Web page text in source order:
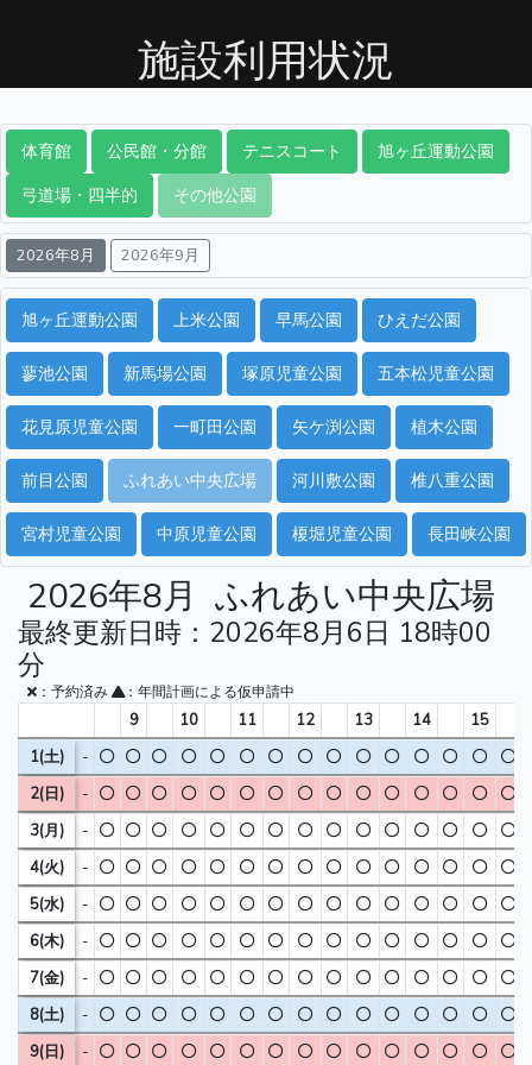
施設利用状況
体育館 公民館・分館 テニスコート
旭ヶ丘運動公園
弓道場・四半的
その他公園
2026年8月 2026年9月
旭ヶ丘運動公園 上米公園 早馬公園 ひえだ公園
蓼池公園 新馬場公園 塚原児童公園 五本松児童公園
花見原児童公園 一町田公園 矢ケ渕公園 植木公園
前目公園 ふれあい中央広場 河川敷公園 椎八重公園
宮村児童公園 中原児童公園 榎堀児童公園 長田峡公園
2026年8月 ふれあい中央広場
最終更新日時：2026年8月6日 18時00
分
：予約済み ：年間計画による仮申請中
9 10 11 12 13 14 15
1(土)
-
2(日)
-
3(月)
-
4(火)
-
5(水)
-
6(木)
-
7(金)
-
8(土)
-
9(日)
-